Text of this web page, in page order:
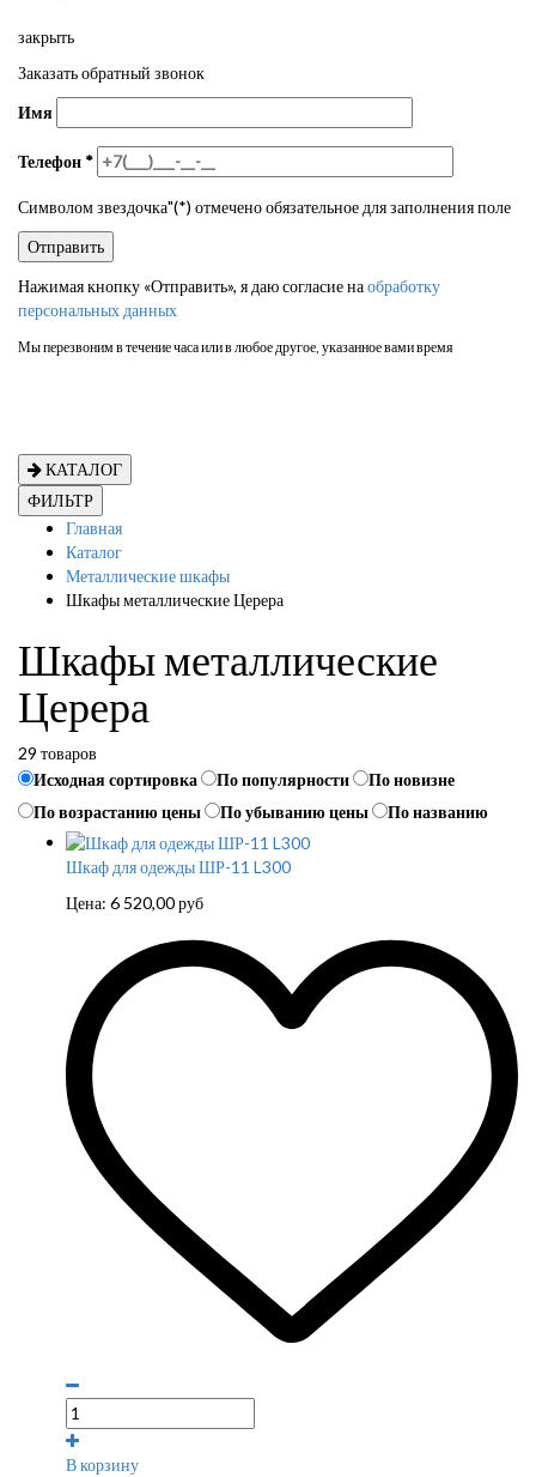
закрыть
Заказать обратный звонок
Имя
Телефон *
Символом звездочка"(*) отмечено обязательное для заполнения поле
Нажимая кнопку «Отправить», я даю согласие наобработку
персональных данных
Мы перезвоним в течение часа или в любое другое, указанное вами время
КАТАЛОГ
ФИЛЬТР
Главная
Каталог
Металлические шкафы
Шкафы металлические Церера
Шкафы металлические
Церера
29 товаров
Исходная сортировка
По популярности
По новизне
По возрастанию цены
По убыванию цены По названию
Шкаф для одежды ШР-11 L300
Цена: 6 520,00руб
В корзину